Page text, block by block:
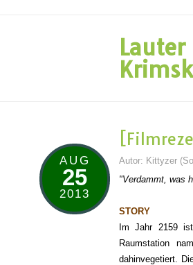
AUG
25
2013
Autor: Kittyzer
"Verdammt, was
STORY
Im Jahr 2159
Raumstation
dahinvegetiert.